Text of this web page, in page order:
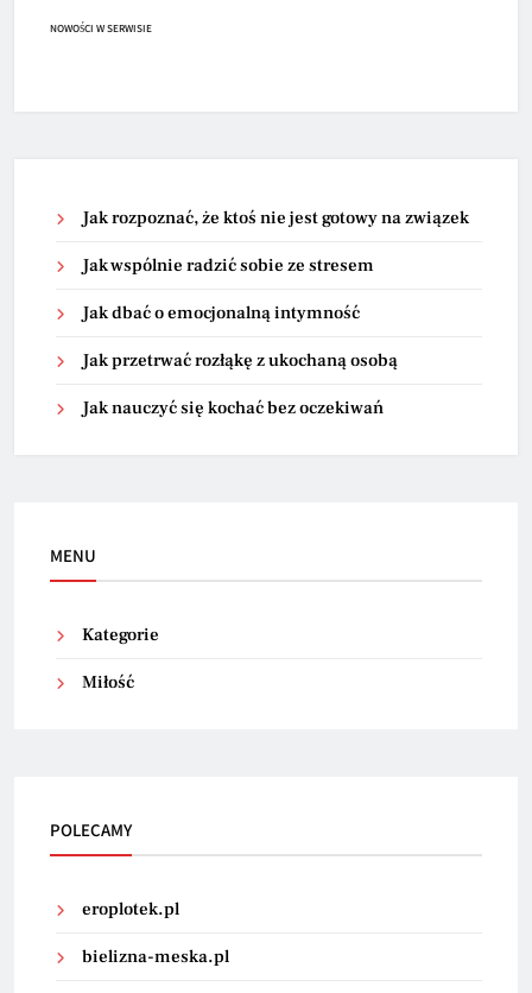
NOWOŚCI W SERWISIE
Jak rozpoznać, że ktoś nie jest gotowy na związek
Jak wspólnie radzić sobie ze stresem
Jak dbać o emocjonalną intymność
Jak przetrwać rozłąkę z ukochaną osobą
Jak nauczyć się kochać bez oczekiwań
MENU
Kategorie
Miłość
POLECAMY
eroplotek.pl
bielizna-meska.pl